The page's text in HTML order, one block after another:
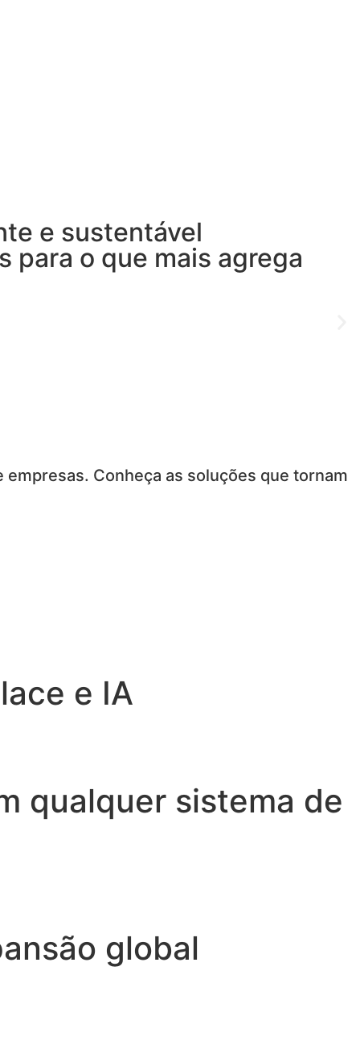
e sustentável
o que mais agrega
Conheça as soluções que tornam
e IA
qualquer sistema de
global